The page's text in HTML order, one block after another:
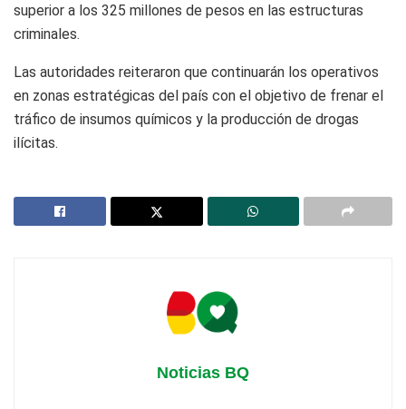
superior a los 325 millones de pesos en las estructuras
criminales.
Las autoridades reiteraron que continuarán los operativos
en zonas estratégicas del país con el objetivo de frenar el
tráfico de insumos químicos y la producción de drogas
ilícitas.
Noticias BQ